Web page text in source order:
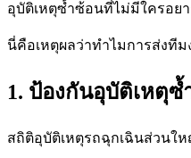
อุบัติเหตุซ้ำซ้อนที่ไม่มีใครอยา
นี่คือเหตุผลว่าทำไมการส่งที
1. ป้องกันอุบัติเหตุซ้
สถิติอุบัติเหตุรถฉุกเฉินส่วนให